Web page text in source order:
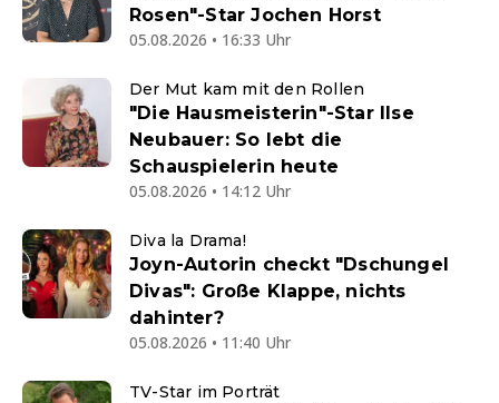
Rosen"-Star Jochen Horst
05.08.2026 • 16:33 Uhr
Der Mut kam mit den Rollen
"Die Hausmeisterin"-Star Ilse
Neubauer: So lebt die
Schauspielerin heute
05.08.2026 • 14:12 Uhr
Diva la Drama!
Joyn-Autorin checkt "Dschungel
Divas": Große Klappe, nichts
dahinter?
05.08.2026 • 11:40 Uhr
TV-Star im Porträt